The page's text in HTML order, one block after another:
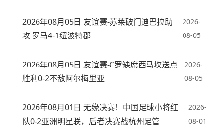
2026年08月05日 友谊赛-苏莱破门迪巴拉助
攻 罗马4-1纽波特郡
2026-
08-05
2026年08月05日 友谊赛-C罗缺席西马坎送点
胜利0-2不敌阿尔梅里亚
2026-
08-05
2026年08月01日 无缘决赛！中国足球小将红
队0-2亚洲明星联，后者决赛战杭州足管
2026-
08-01